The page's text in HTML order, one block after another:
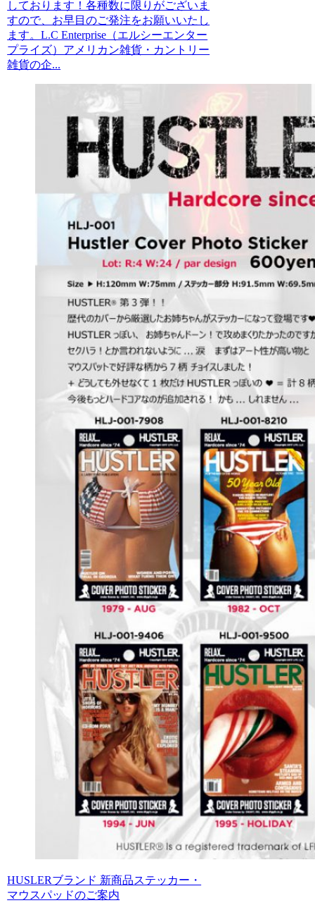
しております！各種数に限りがございま
すので、お早目のご発注をお願いいたし
ます。L.C Enterprise（エルシーエンター
プライズ）アメリカン雑貨・カントリー
雑貨の企...
HUSLERブランド 新商品ステッカー・
マウスパッドのご案内